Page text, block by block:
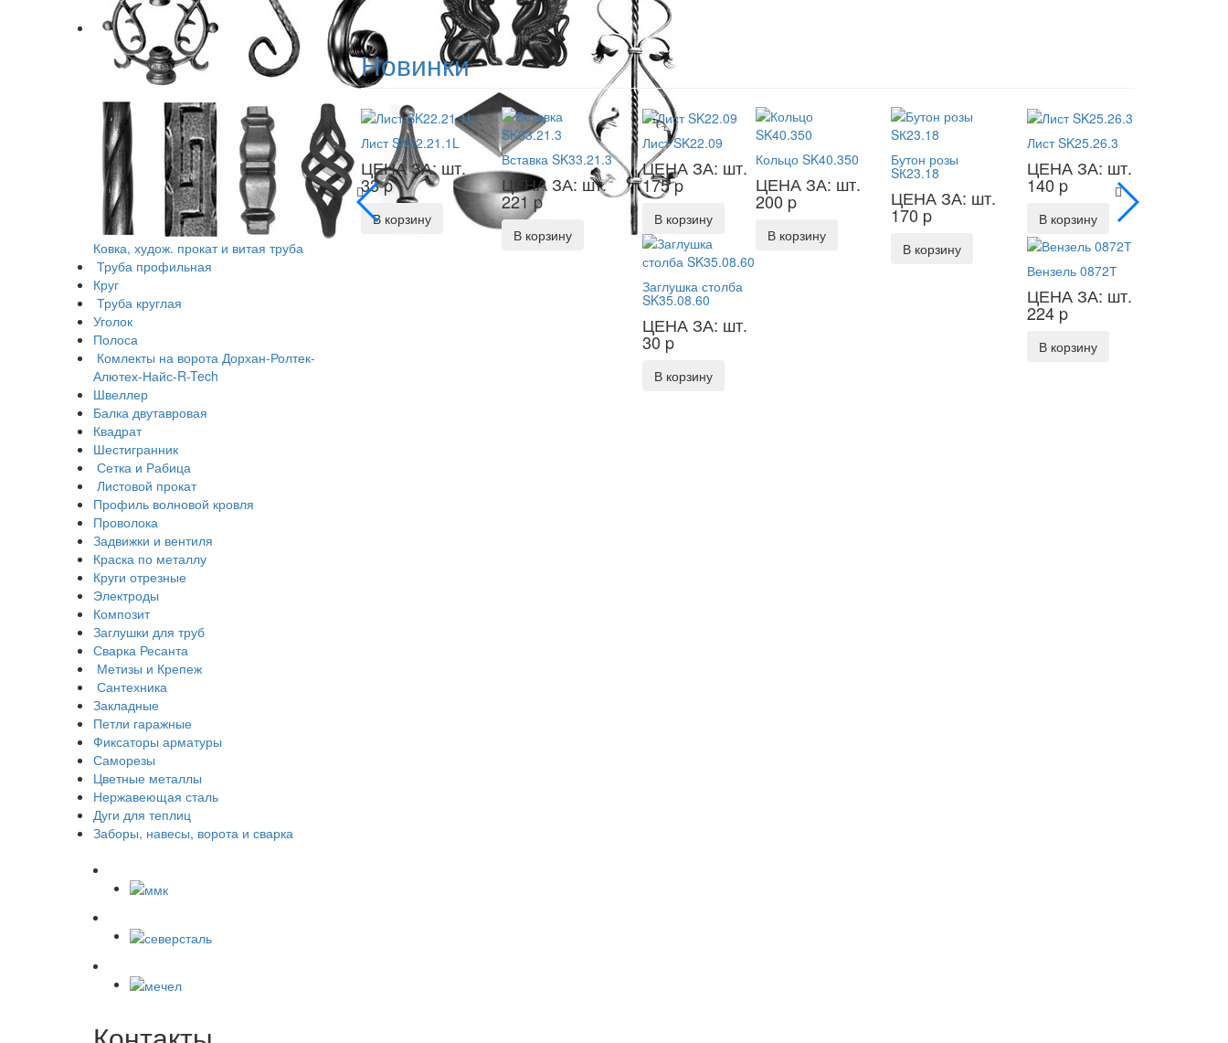
Ковка, худож. прокат и витая труба
Труба профильная
Круг
Труба круглая
Уголок
Полоса
Комлекты на ворота Дорхан-Ролтек-
Алютех-Найс-R-Tech
Швеллер
Балка двутавровая
Квадрат
Шестигранник
Сетка и Рабица
Листовой прокат
Профиль волновой кровля
Проволока
Задвижки и вентиля
Краска по металлу
Круги отрезные
Электроды
Композит
Заглушки для труб
Сварка Ресанта
Метизы и Крепеж
Сантехника
Закладные
Петли гаражные
Фиксаторы арматуры
Саморезы
Цветные металлы
Нержавеющая сталь
Дуги для теплиц
Заборы, навесы, ворота и сварка
Новинки
Лист SK22.21.1L
ЦЕНА ЗА: шт.
33p
В корзину
Вставка SK33.21.3
ЦЕНА ЗА: шт.
221 p
В корзину
Лист SK22.09
ЦЕНА ЗА: шт.
175p
В корзину
Заглушка столба
SK35.08.60
ЦЕНА ЗА: шт.
30 p
В корзину
Кольцо SK40.350
ЦЕНА ЗА: шт.
200 p
В корзину
Бутон розы
SК23.18
ЦЕНА ЗА: шт.
170 p
В корзину
Лист SK25.26.3
ЦЕНА ЗА: шт.
140 p
В корзину
Вензель 0872Т
ЦЕНА ЗА: шт.
224 p
В корзину